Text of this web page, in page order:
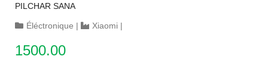
PILCHAR SANA
Éléctronique | Xiaomi |
1500.00